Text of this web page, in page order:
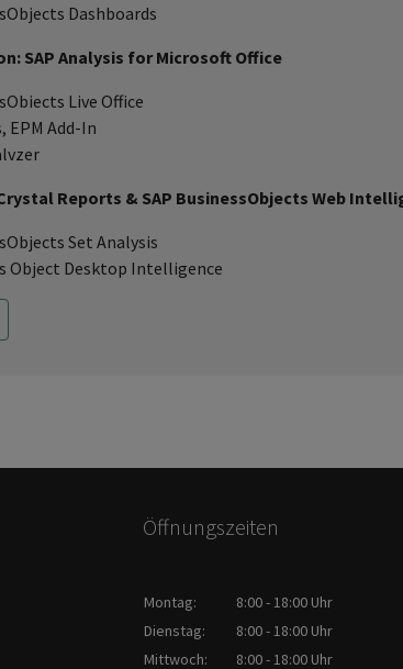
Dashboards
SAP Analysis for Microsoft Office
Live Office
EPM Add-In
Reports & SAP BusinessObjects Web
Set Analysis
Object Desktop Intelligence
Öffnungszeiten
Montag:
8:00 - 18:00 Uhr
Dienstag:
8:00 - 18:00 Uhr
Mittwoch:
8:00 - 18:00 Uhr